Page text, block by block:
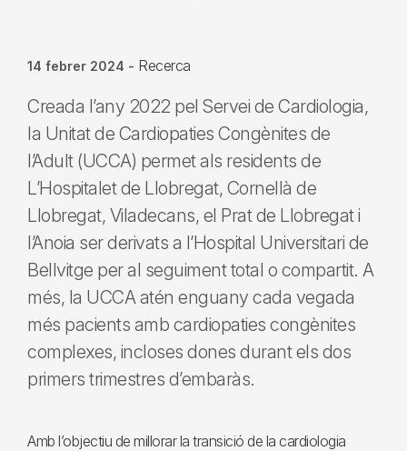
14 febrer 2024 - Recerca
Creada l’any 2022 pel Servei de Cardiologia,
la Unitat de Cardiopaties Congènites de
l’Adult (UCCA) permet als residents de
L’Hospitalet de Llobregat, Cornellà de
Llobregat, Viladecans, el Prat de Llobregat i
l’Anoia ser derivats a l’Hospital Universitari de
Bellvitge per al seguiment total o compartit. A
més, la UCCA atén enguany cada vegada
més pacients amb cardiopaties congènites
complexes, incloses dones durant els dos
primers trimestres d’embaràs.
Amb l’objectiu de millorar la transició de la cardiologia